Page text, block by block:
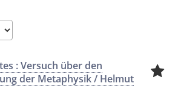
: Versuch über den
der Metaphysik / Helmut